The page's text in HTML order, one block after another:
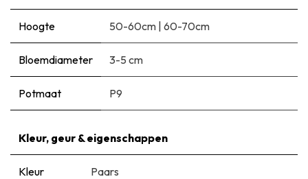
Hoogte 50-60cm | 60-70cm
Bloemdiameter 3-5 cm
Potmaat P9
Kleur, geur & eigenschappen
Kleur Paars